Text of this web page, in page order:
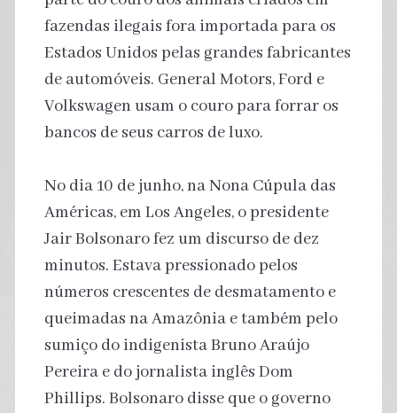
fazendas ilegais fora importada para os
Estados Unidos pelas grandes fabricantes
de automóveis. General Motors, Ford e
Volkswagen usam o couro para forrar os
bancos de seus carros de luxo.
No dia 10 de junho, na Nona Cúpula das
Américas, em Los Angeles, o presidente
Jair Bolsonaro fez um discurso de dez
minutos. Estava pressionado pelos
números crescentes de desmatamento e
queimadas na Amazônia e também pelo
sumiço do indigenista Bruno Araújo
Pereira e do jornalista inglês Dom
Phillips. Bolsonaro disse que o governo